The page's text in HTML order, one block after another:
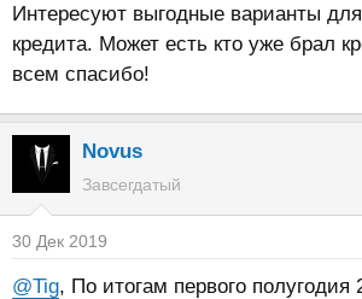
Интересуют выгодные варианты
кредита. Может есть кто уже брал
всем спасибо!
Novus
Завсегдатый
30 Дек 2019
@Tig, По итогам первого